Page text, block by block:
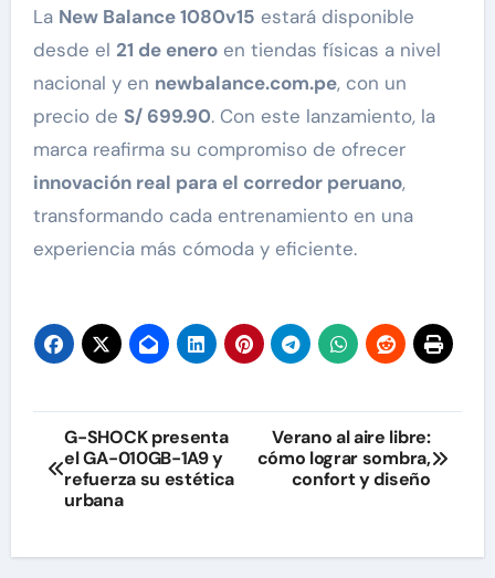
La New Balance 1080v15 estará disponible
desde el 21 de eneroen tiendas físicas a nivel
nacional y en newbalance.com.pe, con un
precio de S/ 699.90. Con este lanzamiento, la
marca reafirma su compromiso de ofrecer
innovación real para el corredor peruano,
transformando cada entrenamiento en una
experiencia más cómoda y eficiente.
Navegación
de
G-SHOCK presenta
el GA-010GB-1A9 y
refuerza su estética
urbana
Verano al aire libre:
cómo lograr sombra,
confort y diseño